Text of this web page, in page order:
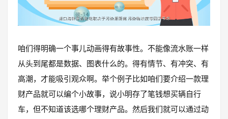
咱们得明确一个事儿动画得有故事性。不能像流水账一样
从头到尾都是数据、图表什么的。得有情节、有冲突、有
高潮，才能吸引观众啊。举个例子比如咱们要介绍一款理
财产品就可以编个小故事，说小明存了笔钱想买辆自行
车，但不知道该选哪个理财产品。然后我们就可以通过动